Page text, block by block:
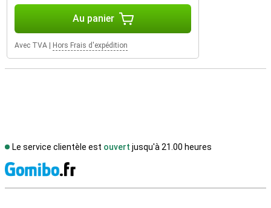
Au panier
Avec TVA Hors Frais d'expédition
Le service clientèle est ouvert jusqu'à 21.00 heures